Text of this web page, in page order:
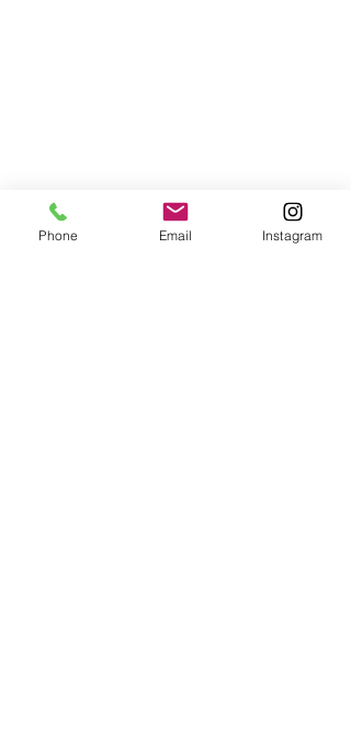
Phone Email Instagram